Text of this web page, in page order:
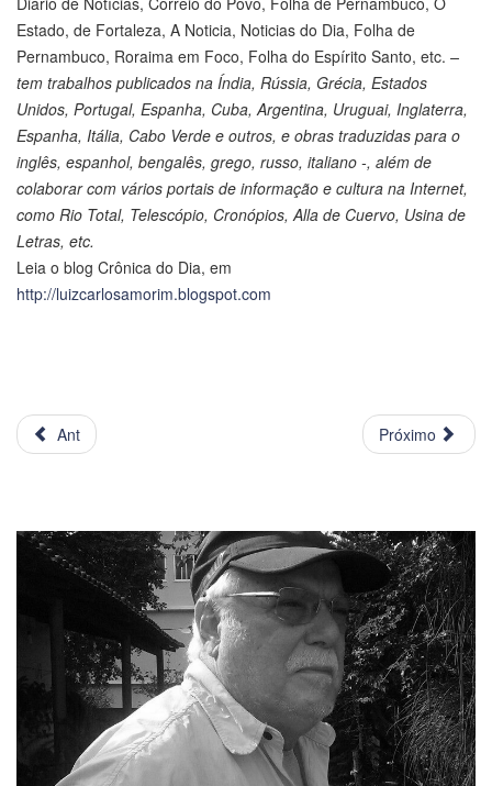
Estado, de Fortaleza, A Noticia, Noticias do Dia, Folha de
Pernambuco, Roraima em Foco, Folha do Espírito Santo, etc. –
tem trabalhos publicados na Índia, Rússia, Grécia, Estados
Unidos, Portugal, Espanha, Cuba, Argentina, Uruguai, Inglaterra,
Espanha, Itália, Cabo Verde e outros, e obras traduzidas para o
inglês, espanhol, bengalês, grego, russo, italiano -, além de
colaborar com vários portais de informação e cultura na Internet,
como Rio Total, Telescópio, Cronópios, Alla de Cuervo, Usina de
Letras, etc.
Leia o blog Crônica do Dia, em
http://luizcarlosamorim.blogspot.com
Ant Próximo